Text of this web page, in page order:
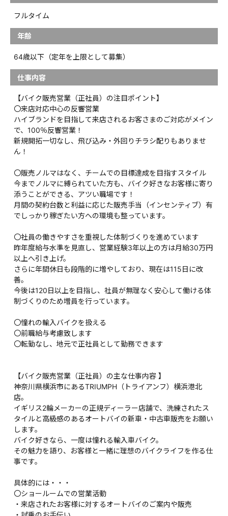
フルタイム
年齢
64歳以下（定年を上限として募集）
仕事内容
【バイク販売営業（正社員）の注目ポイント】
〇来店対応中心の反響営業
ハイブランドを目指して来店されるお客さまのご対応がメイン
で、100％反響営業！
新規開拓一切なし、飛び込み・外回りチラシ配りもありませ
ん！
〇販売ノルマはなく、チームでの目標達成を目指すスタイル
今までノルマに縛られていた方も、バイク好きなお客様に寄り
添うことができる、アツい職場です！
月間の契約台数と利益に応じた販売手当（インセンティブ）有
でしっかり稼ぎたい方への環境も整っています。
〇社員の働きやすさを重視した体制づくりを進めています
昨年度給与水準を見直し、営業経験3年以上の方は月給30万円
以上へ引き上げ。
さらに年間休日も段階的に増やしており、現在は115日に改
善。
今後は120日以上を目指し、社員が無理なく安心して働ける体
制づくりのため増員を行っています。
〇憧れの輸入バイクを扱える
〇前職給与考慮致します
〇転勤なし、地元で正社員として勤務できます
【バイク販売営業（正社員）の主な仕事内容 】
神奈川県横浜市にあるTRIUMPH（トライアンフ）横浜港北
店。
イギリス2輪メーカーの正規ディーラー店舗で、洗練されたス
タイルと高級感のあるオートバイの新車・中古車販売をお願い
します。
バイク好きなら、一度は憧れる輸入車バイク。
その魅力を語り、お客様と一緒に理想のバイクライフを作る仕
事です。
具体的には・・・
〇ショールームでの営業活動
・来店されたお客様に対するオートバイのご案内や販売